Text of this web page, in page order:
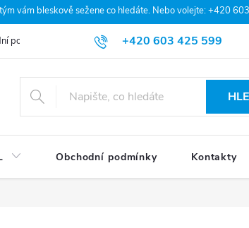
vám bleskově sežene co hledáte. Nebo volejte: +420
+420 603 425 599
podmínky Podmínky ochrany osobních údajů
Obchodní podmínky Kontakty